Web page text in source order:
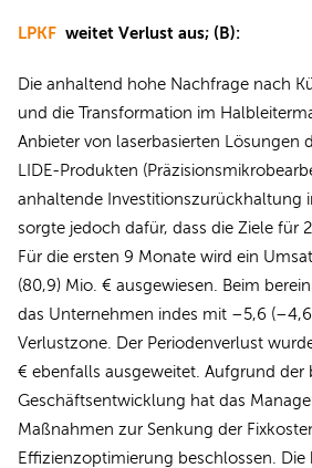
LPKF weitet Verlust aus; (B):
Die anhaltend hohe Nachfrage nach
und die Transformation im
Anbieter von laserbasierten Lösungen
LIDE-Produkten
anhaltende Investitionszurückhaltung
sorgte jedoch dafür, dass die Ziele für
Für die ersten 9 Monate wird ein
(80,9) Mio. € ausgewiesen. Beim
das Unternehmen indes mit –5,6
Verlustzone. Der Periodenverlust
€ ebenfalls ausgeweitet. Aufgrund der
Geschäftsentwicklung hat das
Maßnahmen zur Senkung der
Effizienzoptimierung beschlossen. Die